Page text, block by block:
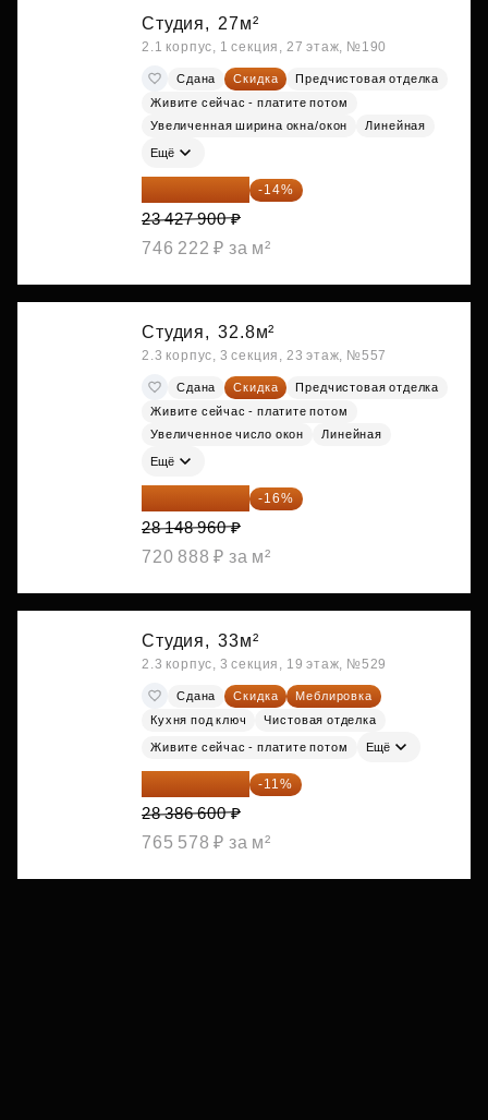
Студия, 27м²
2.1 корпус, 1 секция, 27 этаж, №190
Сдана Скидка
Предчистовая отделка
Живите сейчас - платите потом
Увеличенная ширина окна/окон
Линейная
Ещё
20 147 994 ₽ -14%
23 427 900 ₽
746 222 ₽ за м²
Студия, 32.8м²
2.3 корпус, 3 секция, 23 этаж, №557
Сдана Скидка
Предчистовая отделка
Живите сейчас - платите потом
Увеличенное число окон
Линейная
Ещё
23 645 126 ₽ -16%
28 148 960 ₽
720 888 ₽ за м²
Студия, 33м²
2.3 корпус, 3 секция, 19 этаж, №529
Сдана Скидка
Меблировка
Кухня под ключ
Чистовая отделка
Живите сейчас - платите потом Ещё
25 264 074 ₽ -11%
28 386 600 ₽
765 578 ₽ за м²